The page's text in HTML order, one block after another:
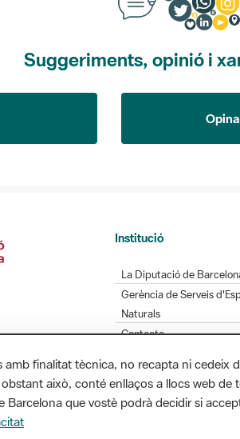
Gerència de Serveis
Naturals
Contacte
Diputació de Barcelona.
/ xarxaparcs@diba.cat
finalitat tècnica, no recapta ni cedeix
això, conté enllaços a llocs web de
Barcelona que vostè podrà decidir si